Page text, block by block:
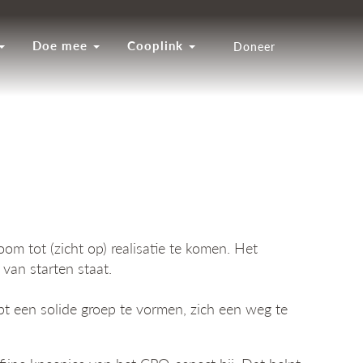
Doe mee Cooplink Doneer
tot (zicht op) realisatie te komen. Het
starten staat.
een solide groep te vormen, zich een weg te